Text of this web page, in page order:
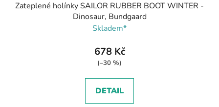
Zateplené holínky SAILOR RUBBER BOOT WINTER -
Dinosaur, Bundgaard
Skladem*
678 Kč
(–30 %)
DETAIL